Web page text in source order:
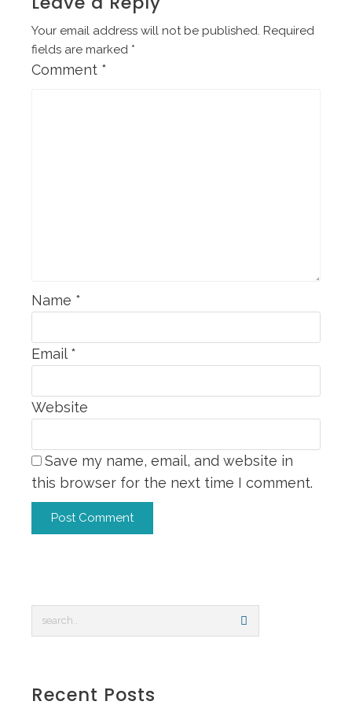
Your email address will not be published. Required
fields are marked *
Comment *
Name *
Email *
Website
Save my name, email, and website in
this browser for the next time I comment.
Recent Posts